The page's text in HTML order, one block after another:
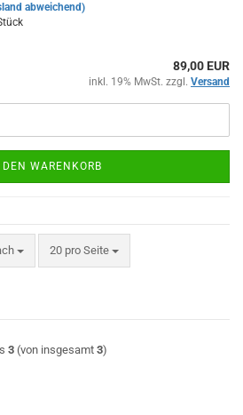
abweichend)
89,00 EUR
inkl. 19% MwSt. zzgl. Versand
DEN WARENKORB
20 pro Seite
pro Seite
3 (von insgesamt 3)